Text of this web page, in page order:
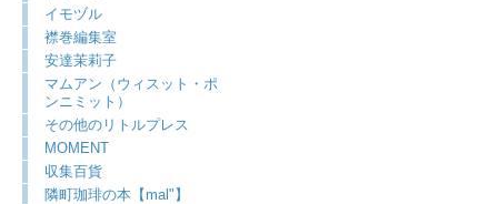
イモヅル
襟巻編集室
安達茉莉子
マムアン（ウィスット・ポ
ンニミット）
その他のリトルプレス
MOMENT
収集百貨
隣町珈琲の本【mal"】